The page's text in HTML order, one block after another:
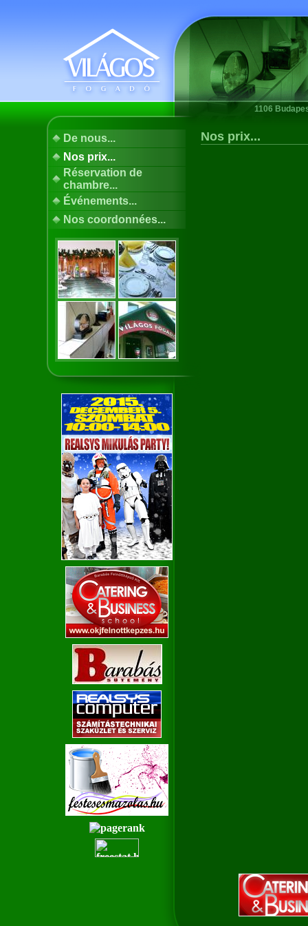
1106
De nous...
Nos prix...
Réservation de
chambre...
Événements...
Nos coordonnées...
Nos prix...